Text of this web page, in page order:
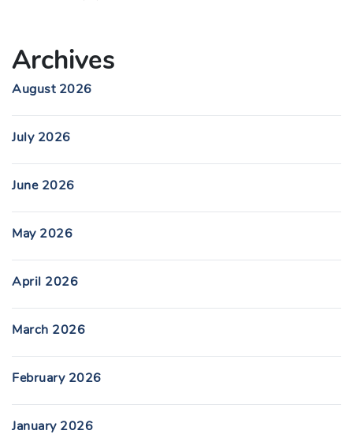
Archives
August 2026
July 2026
June 2026
May 2026
April 2026
March 2026
February 2026
January 2026